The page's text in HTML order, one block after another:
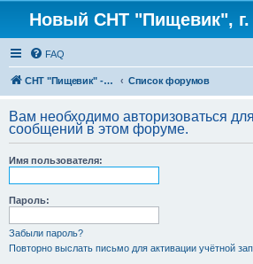
Новый СНТ "Пищевик", г.
FAQ
СНТ "Пищевик" - возвращение на Главную страницу Список форумов
Вам необходимо авторизоваться
сообщений в этом форуме.
Имя пользователя:
Пароль:
Забыли пароль?
Повторно выслать письмо для активации учётной